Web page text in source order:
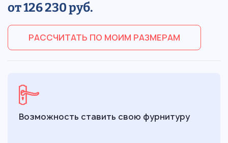
от 126 230 руб.
РАССЧИТАТЬ ПО МОИМ РАЗМЕРАМ
Возможность ставить свою фурнитуру